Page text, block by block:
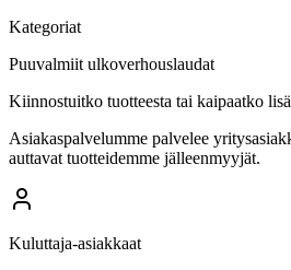
Kategoriat
Puuvalmiit ulkoverhouslaudat
Kiinnostuitko tuotteesta tai kaipaatko
Asiakaspalvelumme palvelee
auttavat tuotteidemme jälleenmyyjät.
Kuluttaja-asiakkaat